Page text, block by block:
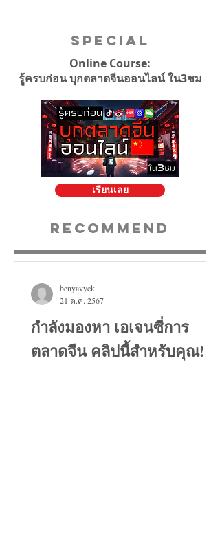
Special
Online Course:
รู้ครบก่อน บุกตลาดจีนออนไลน์ ใน3ชม
เรียนเลย
Recommend
กำลังมองหา เอเจนซี่การ
ตลาดจีน คลิปนี้สำหรับคุณ!
benyavyck
21 ต.ค. 2567